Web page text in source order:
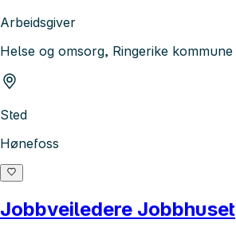
Arbeidsgiver
Helse og omsorg, Ringerike kommune
Sted
Hønefoss
Jobbveiledere Jobbhuset